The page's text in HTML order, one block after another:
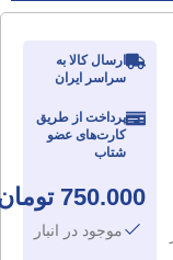
ارسال کالا به
سراسر ایران
پرداخت از طریق
کارت‌های عضو
شتاب
750.000
موجود در انبار